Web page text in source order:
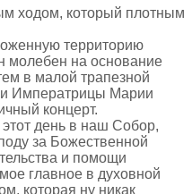
ходом, который плотным
территорию
молебен на основание
в малой трапезной
Императрицы Марии
концерт.
день в наш Собор,
за Божественной
и помощи
главное в духовной
которая ну никак